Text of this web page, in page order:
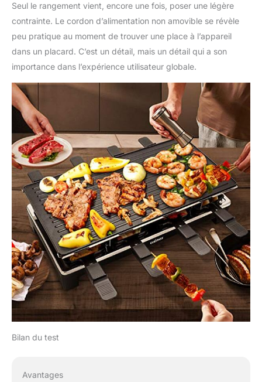
Seul le rangement vient, encore une fois, poser une légère
contrainte. Le cordon d’alimentation non amovible se révèle
peu pratique au moment de trouver une place à l’appareil
dans un placard. C’est un détail, mais un détail qui a son
importance dans l’expérience utilisateur globale.
Bilan du test
Avantages